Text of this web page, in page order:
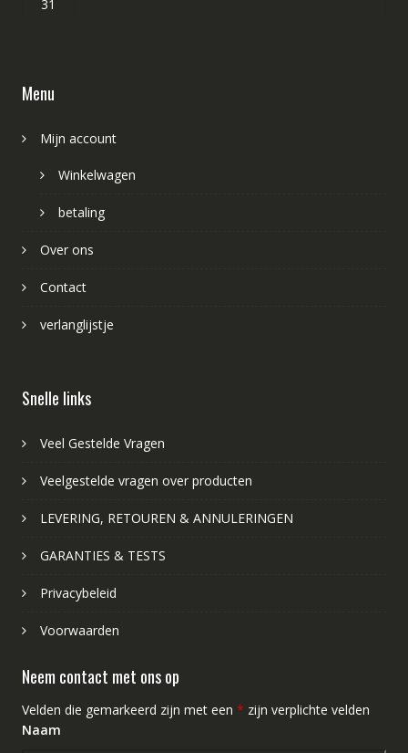
31
Menu
Mijn account
Winkelwagen
betaling
Over ons
Contact
verlanglijstje
Snelle links
Veel Gestelde Vragen
Veelgestelde vragen over producten
LEVERING, RETOUREN & ANNULERINGEN
GARANTIES & TESTS
Privacybeleid
Voorwaarden
Neem contact met ons op
Velden die gemarkeerd zijn met een * zijn verplichte velden
Naam